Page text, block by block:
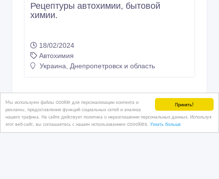
Принять!
Мы используем файлы cookie для персонализации контента и
рекламы, предоставления функций социальных сетей и анализа
нашего трафика. На сайте действует политика о неразглашении персональных данных. Используя
этот веб-сайт, вы соглашаетесь с нашим использованием coookies. Узнать больше
Рецептуры автохимии, бытовой
химии.
18/02/2024
Автохимия
Украина, Днепропетровск и область